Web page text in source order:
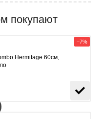
покупают
Hermitage 60см,
−7%